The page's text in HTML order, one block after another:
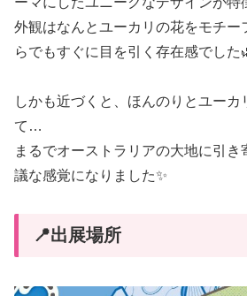
外観はなんとユーカリの花をモチー
らでもすぐに目を引く存在感でした
しかも近づくと、ほんのりとユーカ
て…
まるでオーストラリアの大地に引き
議な感覚になりました✨
📍出展場所